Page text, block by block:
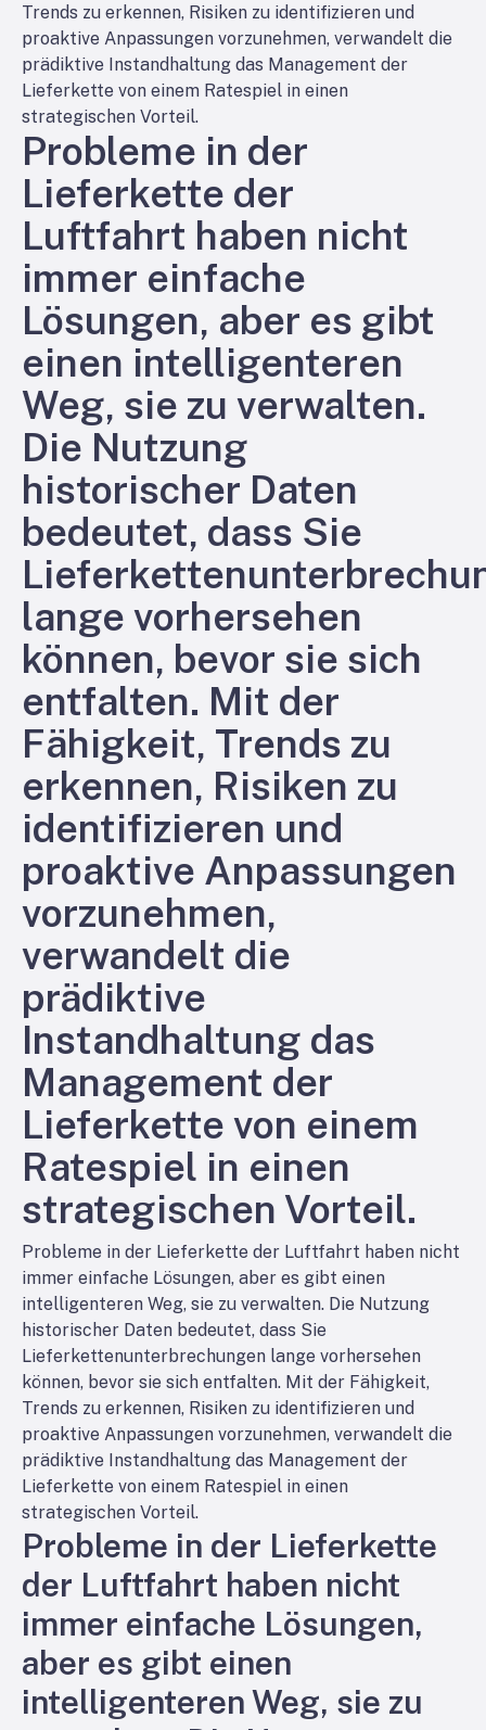
Trends zu erkennen, Risiken zu identifizieren und
proaktive Anpassungen vorzunehmen, verwandelt die
prädiktive Instandhaltung das Management der
Lieferkette von einem Ratespiel in einen
strategischen Vorteil.
Probleme in der
Lieferkette der
Luftfahrt haben nicht
immer einfache
Lösungen, aber es gibt
einen intelligenteren
Weg, sie zu verwalten.
Die Nutzung
historischer Daten
bedeutet, dass Sie
lange vorhersehen
können, bevor sie sich
entfalten. Mit der
Fähigkeit, Trends zu
erkennen, Risiken zu
identifizieren und
proaktive Anpassungen
vorzunehmen,
verwandelt die
prädiktive
Instandhaltung das
Management der
Lieferkette von einem
Ratespiel in einen
strategischen Vorteil.
Probleme in der Lieferkette der Luftfahrt haben nicht
immer einfache Lösungen, aber es gibt einen
intelligenteren Weg, sie zu verwalten. Die Nutzung
historischer Daten bedeutet, dass Sie
Lieferkettenunterbrechungen lange vorhersehen
können, bevor sie sich entfalten. Mit der Fähigkeit,
Trends zu erkennen, Risiken zu identifizieren und
proaktive Anpassungen vorzunehmen, verwandelt die
prädiktive Instandhaltung das Management der
Lieferkette von einem Ratespiel in einen
strategischen Vorteil.
Probleme in der Lieferkette
der Luftfahrt haben nicht
immer einfache Lösungen,
aber es gibt einen
intelligenteren Weg, sie zu